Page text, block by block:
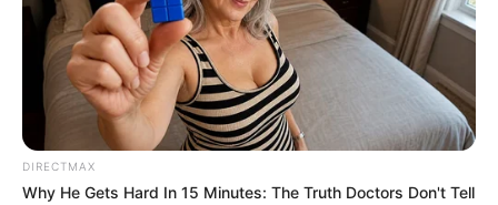
DIRECTMAX
Why He Gets Hard In 15 Minutes: The Truth Doctors Don't Tell